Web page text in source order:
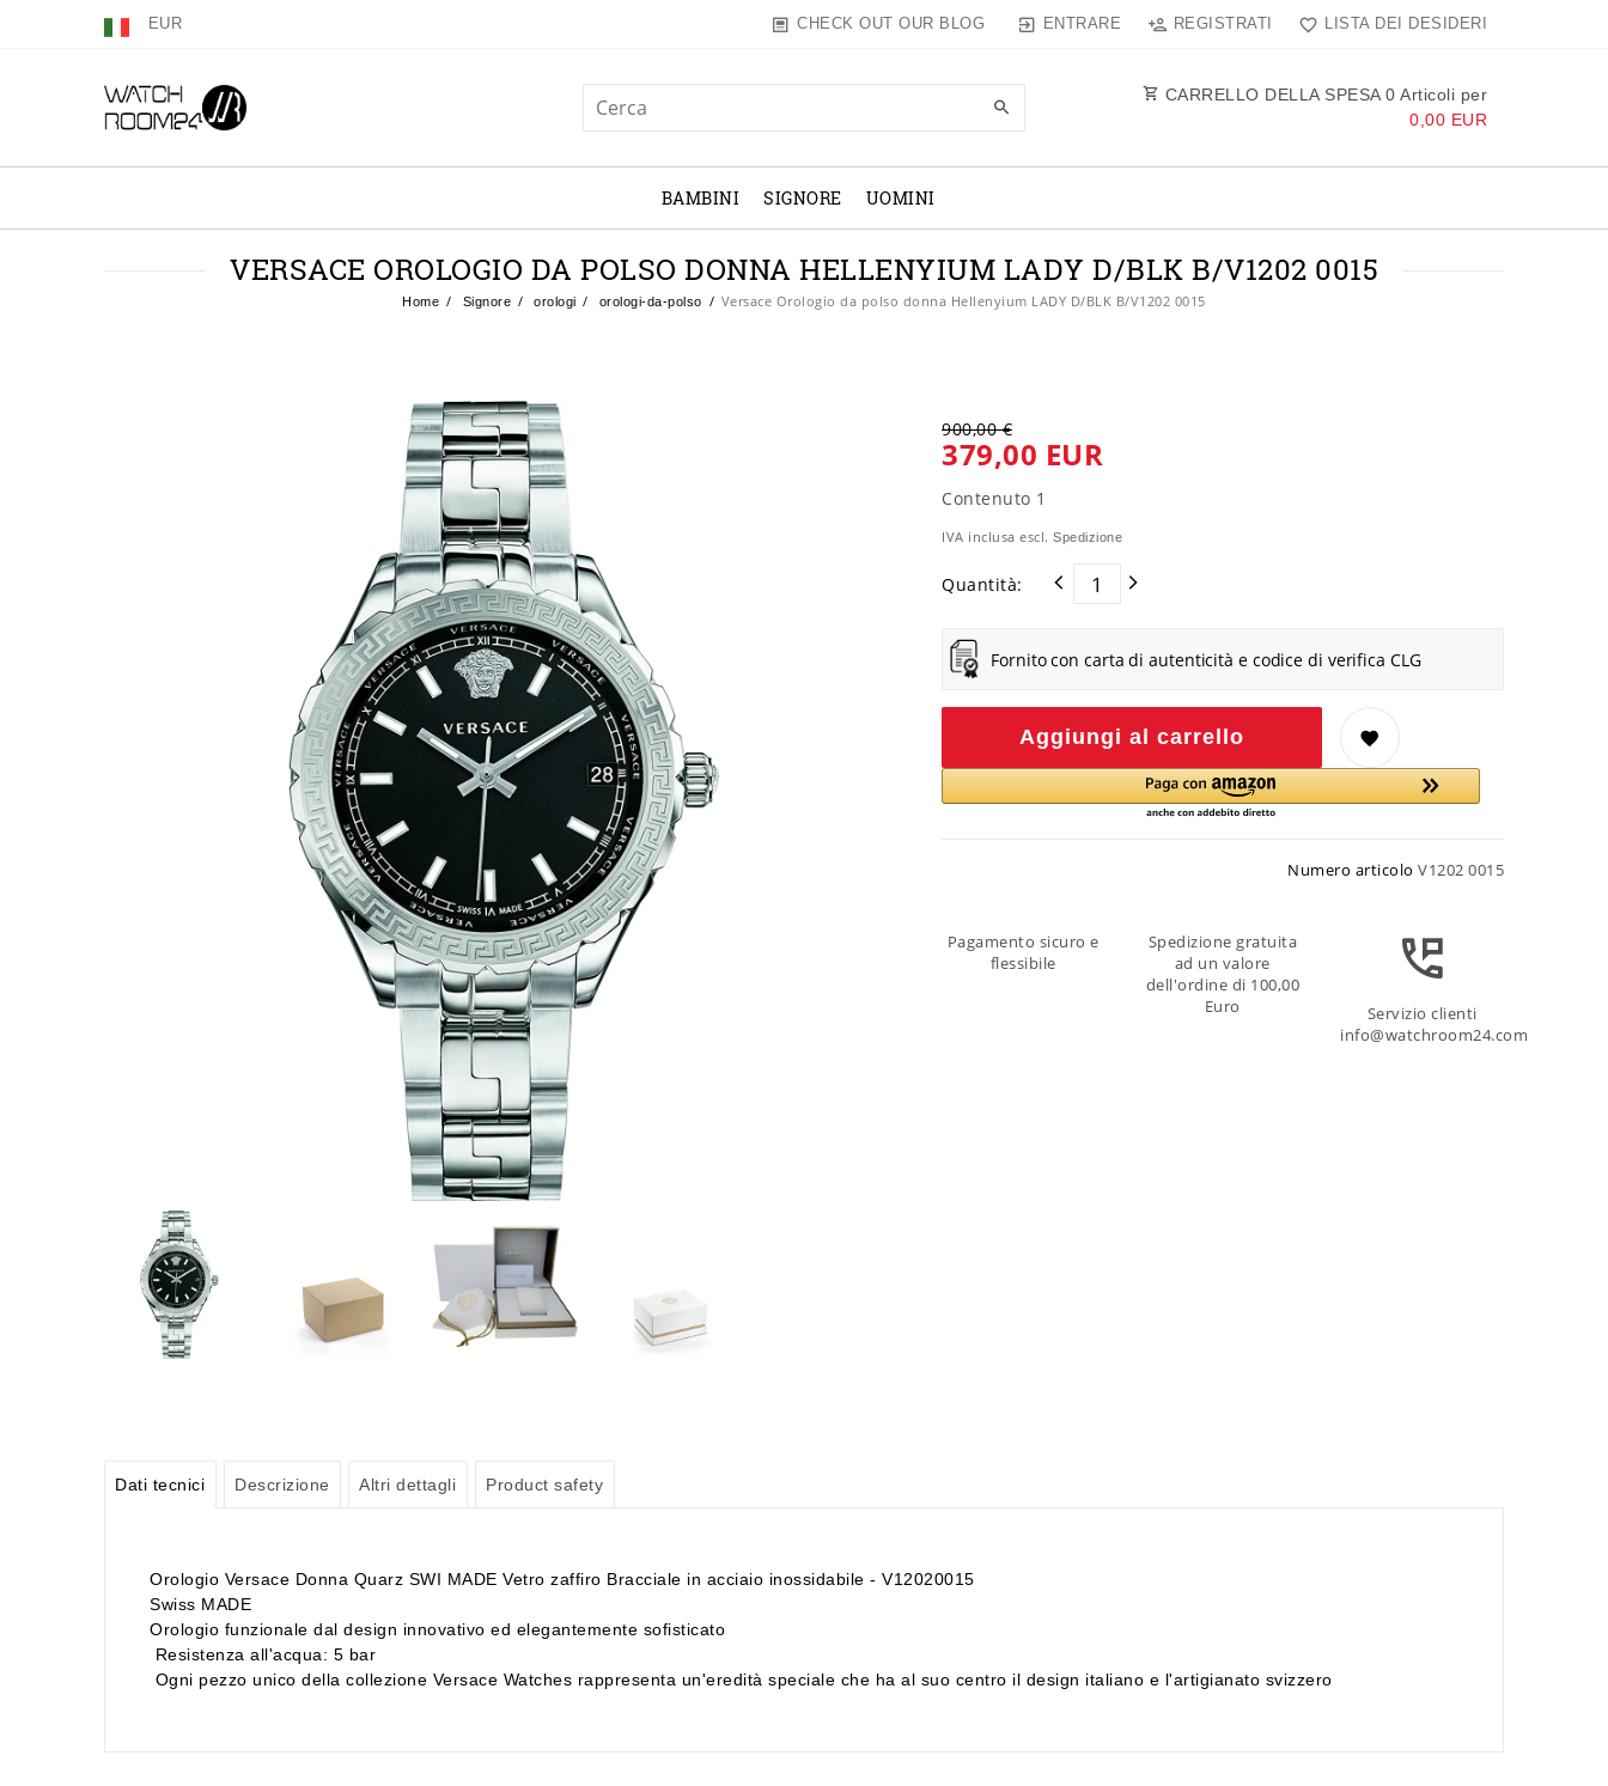
EUR CHECK OUT OUR BLOG ENTRARE REGISTRATI LISTA DEI DESIDERI
CARRELLO DELLA SPESA 0 Articoli per
0,00 EUR
BAMBINI SIGNORE UOMINI
VERSACE OROLOGIO DA POLSO DONNA HELLENYIUM LADY D/BLK B/V1202 0015
Home Signore orologi orologi-da-polso Versace Orologio da polso donna Hellenyium LADY D/BLK B/V1202 0015
900,00 €
379,00 EUR
Contenuto 1
IVA inclusa escl. Spedizione
Quantità:
Fornito con carta di autenticità e codice di verifica CLG
Aggiungi al carrello
Numero articolo V1202 0015
Pagamento sicuro e
flessibile
Spedizione gratuita
ad un valore
dell'ordine di 100,00
Euro
Servizio clienti
info@watchroom24.com
Dati tecnici Descrizione Altri dettagli Product safety
Orologio Versace Donna Quarz SWI MADE Vetro zaffiro Bracciale in acciaio inossidabile - V12020015
Swiss MADE
Orologio funzionale dal design innovativo ed elegantemente sofisticato
Resistenza all'acqua: 5 bar
Ogni pezzo unico della collezione Versace Watches rappresenta un'eredità speciale che ha al suo centro il design italiano e l'artigianato svizzero